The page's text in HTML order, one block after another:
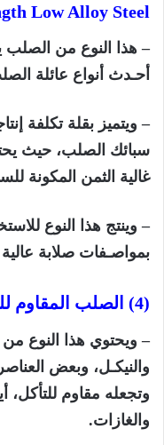
Low Alloy Steel
– هذا النوع من الصلب
أحـدث أنواع عائلة
– ويتميز بقلة تكلفة
سبائك الصلب، حيث
غالية الثمن المكونة
– وينتج هذا النوع
بمواصـفات صلابة
(4) الصلب المقاوم للصدأ
– ويحتوي هذا النوع
والنيكـل، وبعض
وتجعله مقاوم للتأكل،
والغازات.